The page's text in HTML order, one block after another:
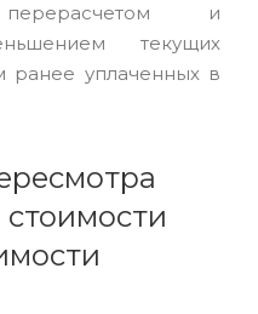
и
текущих
ранее уплаченных в